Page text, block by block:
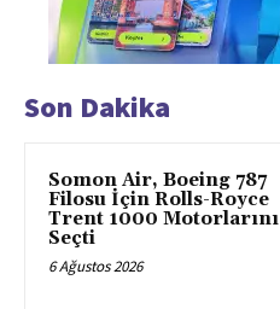
Son Dakika
Somon Air, Boeing 787
Filosu İçin Rolls-Royce
Trent 1000 Motorlarını
Seçti
6 Ağustos 2026